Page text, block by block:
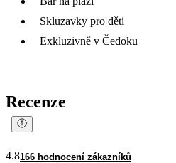
Skluzavky pro děti
Exkluzivně v Čedoku
Recenze
4.8166 hodnocení zákazníků